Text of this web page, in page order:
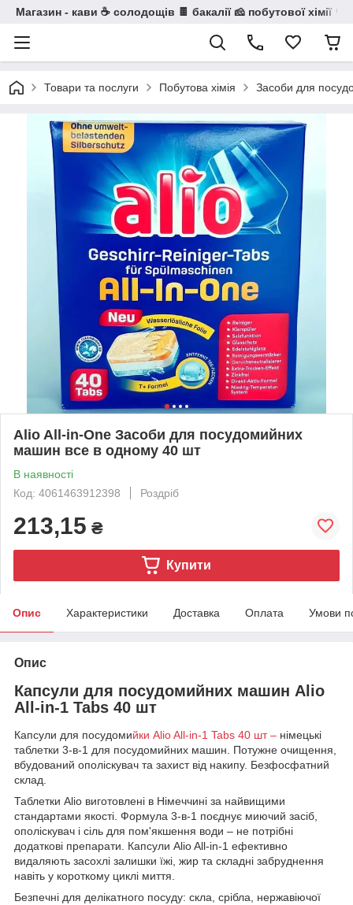
Магазин - кави ☕ солодощів 🍫 бакалії 🧀 побутової хімії 🧼
Товари та послуги Побутова хімія Засоби для
Alio All-in-One Засоби для посудомийних
машин все в одному 40 шт
В наявності
Код: 4061463912398
Роздріб
213,15 ₴
Купити
Опис Характеристики Доставка Оплата Умови
Опис
Капсули для посудомийних машин Alio
All-in-1 Tabs 40 шт
Капсули для посудомийки Alio All-in-1 Tabs 40 шт – німецькі
таблетки 3-в-1 для посудомийних машин. Потужне очищення,
вбудований ополіскувач та захист від накипу. Безфосфатний
склад.
Таблетки Alio виготовлені в Німеччині за найвищими
стандартами якості. Формула 3-в-1 поєднує миючий засіб,
ополіскувач і сіль для пом'якшення води – не потрібні
додаткові препарати. Капсули Alio All-in-1 ефективно
видаляють засохлі залишки їжі, жир та складні забруднення
навіть у короткому циклі миття.
Безпечні для делікатного посуду: скла, срібла, нержавіючої